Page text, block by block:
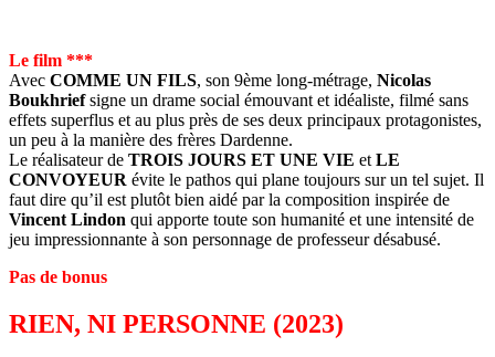
Le film ***
Avec COMME UN FILS, son 9ème long-métrage, Nicolas
Boukhriefsigne un drame social émouvant et idéaliste, filmé sans
effets superflus et au plus près de ses deux principaux protagonistes,
un peu à la manière des frères Dardenne.
Le réalisateur de TROIS JOURS ET UNE VIE et LE
CONVOYEUR évite le pathos qui plane toujours sur un tel sujet. Il
faut dire qu’il est plutôt bien aidé par la composition inspirée de
Vincent Lindon qui apporte toute son humanité et une intensité de
jeu impressionnante à son personnage de professeur désabusé.
Pas de bonus
RIEN, NI PERSONNE (2023)